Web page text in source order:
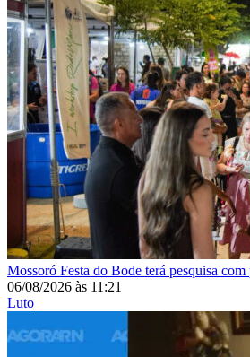
Mossoró Festa do Bode terá pesquisa
06/08/2026 às 11:21
Luto